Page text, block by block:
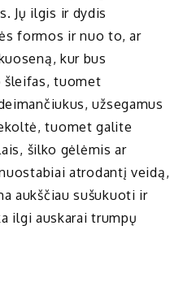
Jų ilgis ir dydis
formos ir nuo to, ar
kur bus
šleifas, tuomet
užsegamus
tuomet galite
šilko gėlėmis ar
atrodantį veidą,
aukščiau sušukuoti ir
ilgi auskarai trumpų